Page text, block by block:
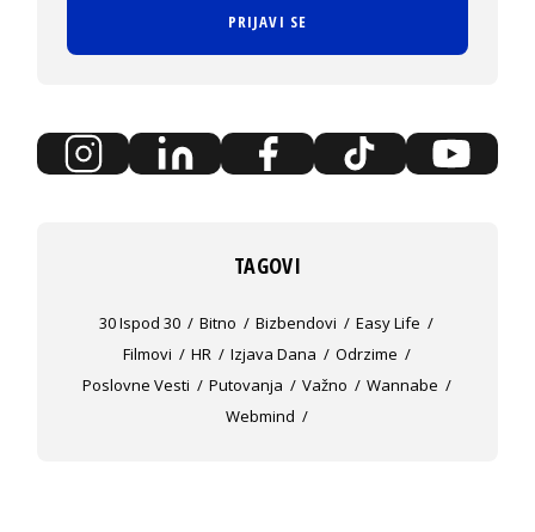
PRIJAVI SE
TAGOVI
30 Ispod 30 Bitno Bizbendovi
Easy Life
Filmovi
HR Izjava Dana
Odrzime
Poslovne Vesti
Putovanja Važno
Wannabe
Webmind